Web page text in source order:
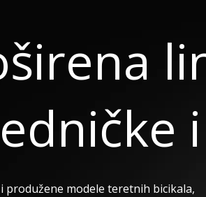
produžene modele teretnih bicikala,